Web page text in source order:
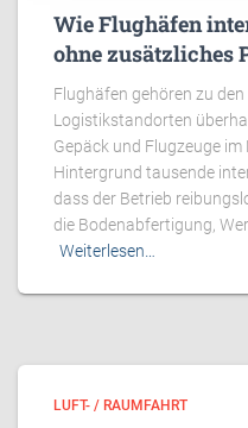
Wie Flughäfen
ohne zusätzliches
Flughäfen gehören zu
Logistikstandorten
Gepäck und Flugzeuge
Hintergrund tausende
dass der Betrieb
die Bodenabfertigung,
Weiterlesen…
LUFT- / RAUMFAHRT